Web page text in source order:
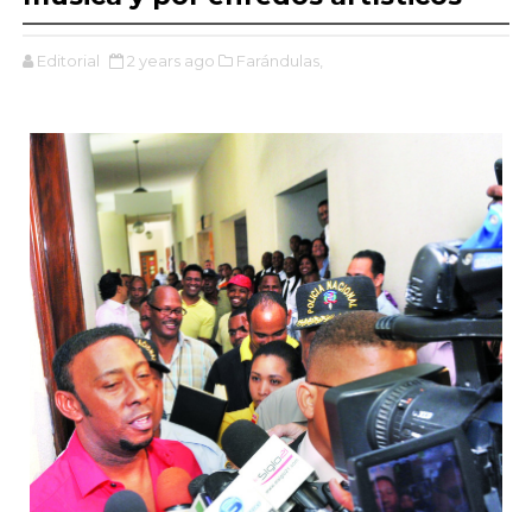
Editorial 2 years ago Farándulas,